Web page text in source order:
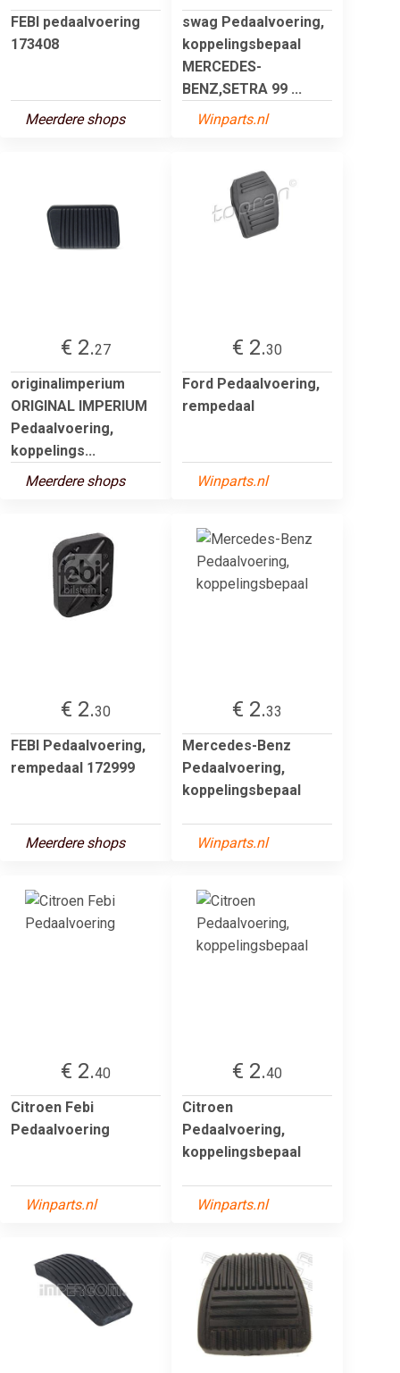
FEBI pedaalvoering
173408
Meerdere shops
swag Pedaalvoering,
koppelingsbepaal
MERCEDES-
BENZ,SETRA 99 ...
Winparts.nl
€ 2.27
originalimperium
ORIGINAL IMPERIUM
Pedaalvoering,
koppelings...
Meerdere shops
€ 2.30
Ford Pedaalvoering,
rempedaal
Winparts.nl
€ 2.30
FEBI Pedaalvoering,
rempedaal 172999
Meerdere shops
€ 2.33
Mercedes-Benz
Pedaalvoering,
koppelingsbepaal
Winparts.nl
€ 2.40
Citroen Febi
Pedaalvoering
Winparts.nl
€ 2.40
Citroen
Pedaalvoering,
koppelingsbepaal
Winparts.nl